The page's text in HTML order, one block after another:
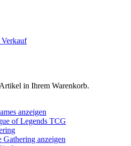
in Ihrem Warenkorb.
anzeigen
of Legends TCG
Gathering anzeigen